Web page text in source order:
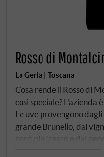
Rosso di
La Gerla | Toscana
Cosa rende il Rosso di
così speciale? L'azienda
Le uve provengono
grande Brunello, dai
nord più fresco e dai
dell'Abate nel sud.